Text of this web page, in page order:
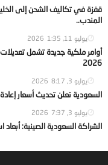
قفزة في تكاليف الشحن إلى
المندب..
يوليو 11, 2026 1:35
أوامر ملكية جديدة تشمل
2026
يوليو 3, 2026 8:17
السعودية تعلن تحديث أسعار
يوليو 3, 2026 7:37
الشراكة السعودية الصينية: أبعاد